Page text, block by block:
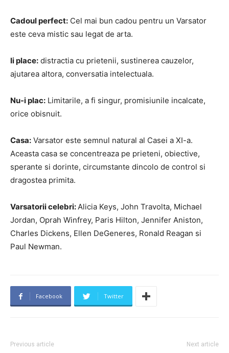
Cadoul perfect: Cel mai bun cadou pentru un Varsator
este ceva mistic sau legat de arta.
Ii place: distractia cu prietenii, sustinerea cauzelor,
ajutarea altora, conversatia intelectuala.
Nu-i plac: Limitarile, a fi singur, promisiunile incalcate,
orice obisnuit.
Casa: Varsator este semnul natural al Casei a XI-a.
Aceasta casa se concentreaza pe prieteni, obiective,
sperante si dorinte, circumstante dincolo de control si
dragostea primita.
Varsatorii celebri:Alicia Keys, John Travolta, Michael
Jordan, Oprah Winfrey, Paris Hilton, Jennifer Aniston,
Charles Dickens, Ellen DeGeneres, Ronald Reagan si
Paul Newman.
Facebook Twitter
Previous article Next article